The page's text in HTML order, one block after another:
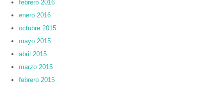
febrero 2016
enero 2016
octubre 2015
mayo 2015
abril 2015
marzo 2015
febrero 2015